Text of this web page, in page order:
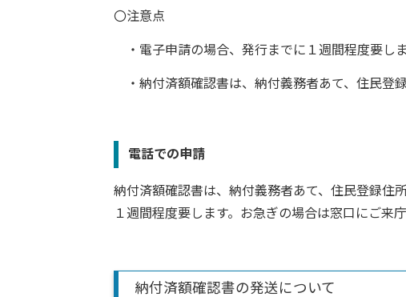
〇注意点
・電子申請の場合、発行までに１週間程度要し
・納付済額確認書は、納付義務者あて、住民登録
電話での申請
納付済額確認書は、納付義務者あて、住民登録住
１週間程度要します。お急ぎの場合は窓口にご来庁
納付済額確認書の発送について